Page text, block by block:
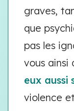
graves,
que
pas les
vous ainsi
eux aussi
violence